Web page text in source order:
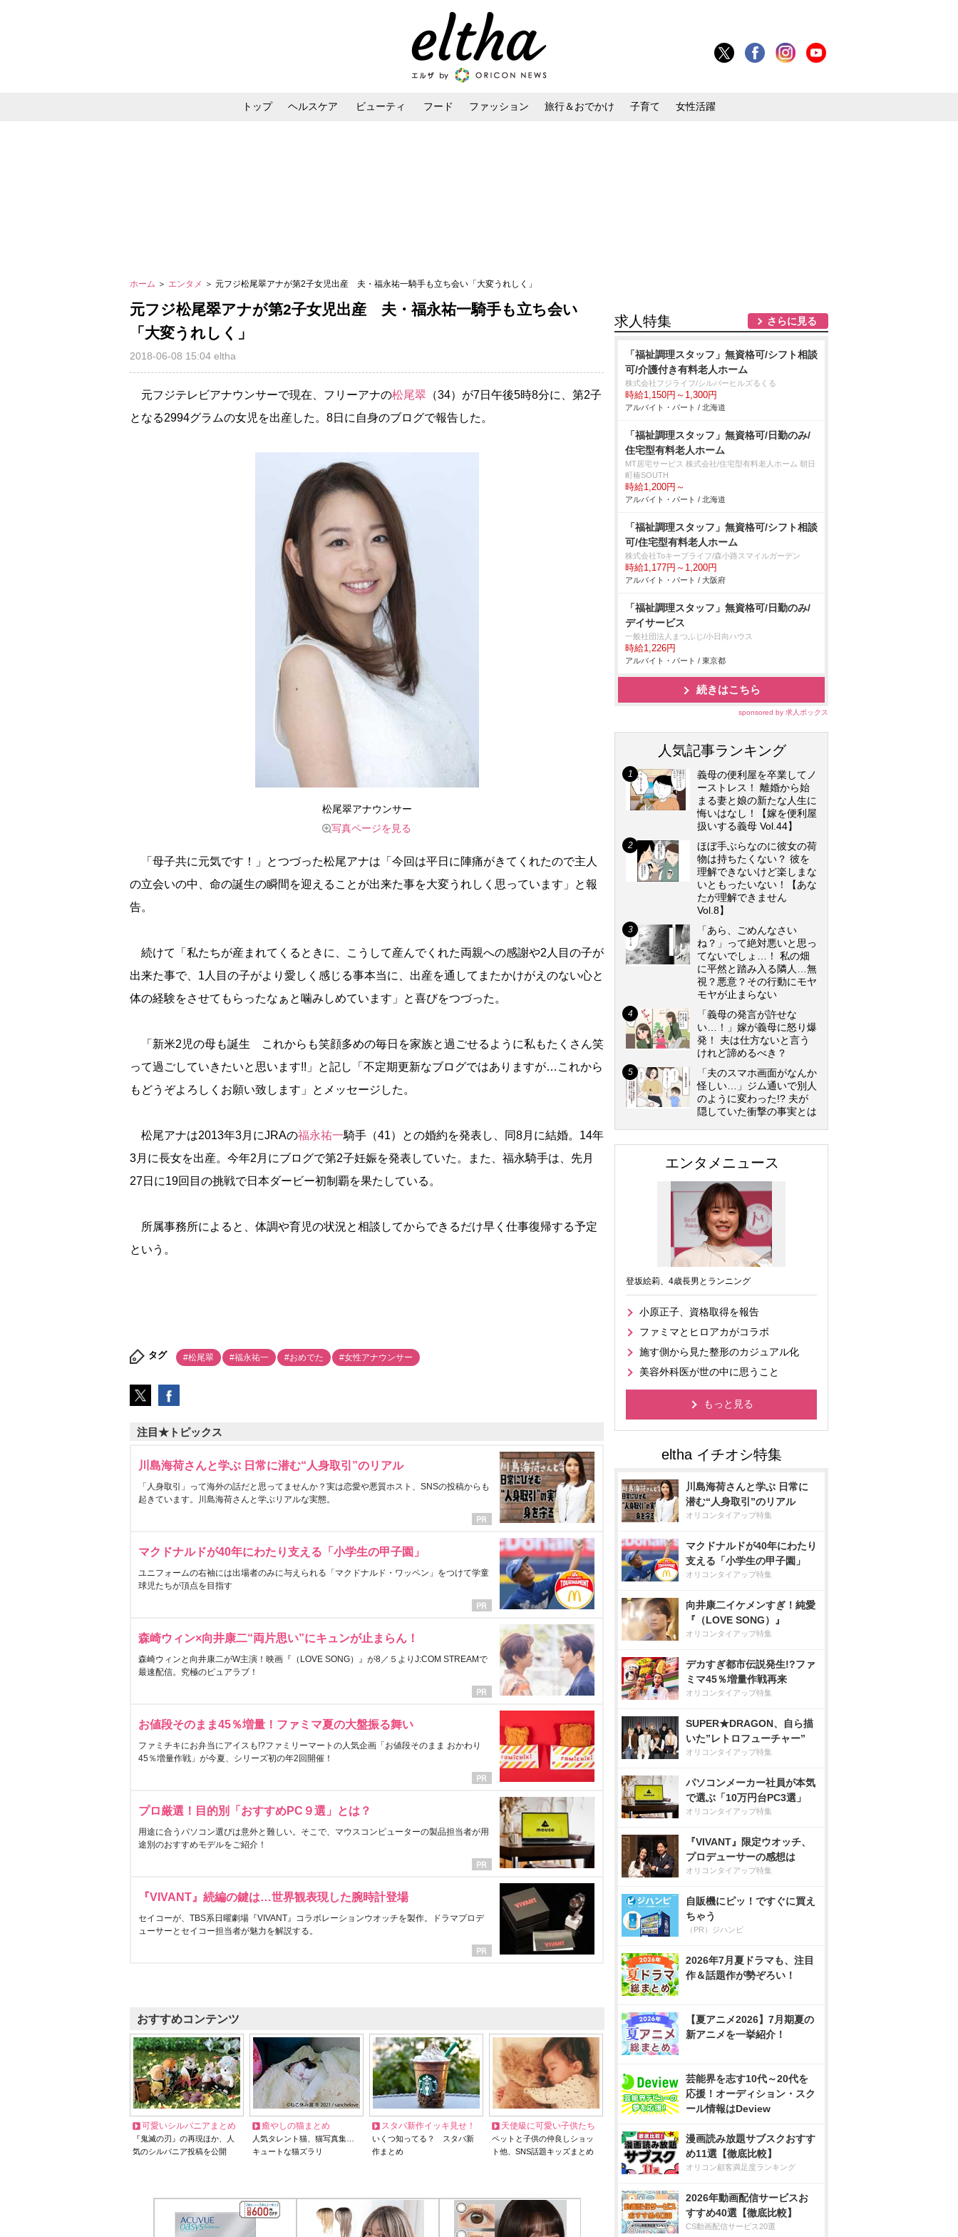
トップ ヘルスケア ビューティ フード ファッション 旅行＆おでかけ 子育て 女性活躍
ホーム ＞ エンタメ ＞ 元フジ松尾翠アナが第2子女児出産 夫・福永祐一騎手も立ち会い「大変うれしく」
元フジ松尾翠アナが第2子女児出産 夫・福永祐一騎手も立ち会い
「大変うれしく」
2018-06-08 15:04 eltha
元フジテレビアナウンサーで現在、フリーアナの松尾翠 （34）が7日午後5時8分に、第2子
となる2994グラムの女児を出産した。8日に自身のブログで報告した。
松尾翠アナウンサー
写真ページを見る
「母子共に元気です！」とつづった松尾アナは「今回は平日に陣痛がきてくれたので主人
の立会いの中、命の誕生の瞬間を迎えることが出来た事を大変うれしく思っています」と報
告。
続けて「私たちが産まれてくるときに、こうして産んでくれた両親への感謝や2人目の子が
出来た事で、1人目の子がより愛しく感じる事本当に、出産を通してまたかけがえのない心と
体の経験をさせてもらったなぁと噛みしめています」と喜びをつづった。
「新米2児の母も誕生 これからも笑顔多めの毎日を家族と過ごせるように私もたくさん笑
って過ごしていきたいと思います!!」と記し「不定期更新なブログではありますが…これから
もどうぞよろしくお願い致します」とメッセージした。
松尾アナは2013年3月にJRAの福永祐一騎手（41）との婚約を発表し、同8月に結婚。14年
3月に長女を出産。今年2月にブログで第2子妊娠を発表していた。また、福永騎手は、先月
27日に19回目の挑戦で日本ダービー初制覇を果たしている。
所属事務所によると、体調や育児の状況と相談してからできるだけ早く仕事復帰する予定
という。
タグ #松尾翠 #福永祐一 #おめでた #女性アナウンサー
注目★トピックス
川島海荷さんと学ぶ 日常に潜む“人身取引”のリアル
「人身取引」って海外の話だと思ってませんか？実は恋愛や悪質ホスト、SNSの投稿からも
起きています。川島海荷さんと学ぶリアルな実態。
マクドナルドが40年にわたり支える「小学生の甲子園」
ユニフォームの右袖には出場者のみに与えられる「マクドナルド・ワッペン」をつけて学童
球児たちが頂点を目指す
森崎ウィン×向井康二“両片思い”にキュンが止まらん！
森崎ウィンと向井康二がW主演！映画『（LOVE SONG）』が8／５よりJ:COM STREAMで
最速配信。究極のピュアラブ！
お値段そのまま45％増量！ファミマ夏の大盤振る舞い
ファミチキにお弁当にアイスも!?ファミリーマートの人気企画「お値段そのまま おかわり
45％増量作戦」が今夏、シリーズ初の年2回開催！
プロ厳選！目的別「おすすめPC９選」とは？
用途に合うパソコン選びは意外と難しい。そこで、マウスコンピューターの製品担当者が用
途別のおすすめモデルをご紹介！
『VIVANT』続編の鍵は…世界観表現した腕時計登場
セイコーが、TBS系日曜劇場『VIVANT』コラボレーションウオッチを製作。ドラマプロデ
ューサーとセイコー担当者が魅力を解説する。
おすすめコンテンツ
可愛いシルバニアまとめ
『鬼滅の刃』の再現ほか、人
気のシルバニア投稿を公開
癒やしの猫まとめ
人気タレント猫、猫写真集…
キュートな猫ズラリ
スタバ新作イッキ見せ！
いくつ知ってる？ スタバ新
作まとめ
天使級に可愛い子供たち
ペットと子供の仲良しショッ
ト他、SNS話題キッズまとめ
求人特集 さらに見る
「福祉調理スタッフ」無資格可/シフト相談
可/介護付き有料老人ホーム
株式会社フジライフ/シルバーヒルズるくる
時給1,150円～1,300円
アルバイト・パート / 北海道
「福祉調理スタッフ」無資格可/日勤のみ/
住宅型有料老人ホーム
MT居宅サービス 株式会社/住宅型有料老人ホーム 朝日
町椿SOUTH
時給1,200円～
アルバイト・パート / 北海道
「福祉調理スタッフ」無資格可/シフト相談
可/住宅型有料老人ホーム
株式会社Toキープライフ/森小路スマイルガーデン
時給1,177円～1,200円
アルバイト・パート / 大阪府
「福祉調理スタッフ」無資格可/日勤のみ/
デイサービス
一般社団法人まつふじ/小日向ハウス
時給1,226円
アルバイト・パート / 東京都
続きはこちら
sponsored by 求人ボックス
人気記事ランキング
義母の便利屋を卒業してノ
ーストレス！ 離婚から始
まる妻と娘の新たな人生に
悔いはなし！【嫁を便利屋
扱いする義母 Vol.44】
ほぼ手ぶらなのに彼女の荷
物は持ちたくない？ 彼を
理解できないけど楽しまな
いともったいない！【あな
たが理解できません
Vol.8】
「あら、ごめんなさい
ね？」って絶対悪いと思っ
てないでしょ…！ 私の畑
に平然と踏み入る隣人…無
視？悪意？その行動にモヤ
モヤが止まらない
「義母の発言が許せな
い…！」嫁が義母に怒り爆
発！ 夫は仕方ないと言う
けれど諦めるべき？
「夫のスマホ画面がなんか
怪しい…」ジム通いで別人
のように変わった!? 夫が
隠していた衝撃の事実とは
エンタメニュース
登坂絵莉、4歳長男とランニング
小原正子、資格取得を報告
ファミマとヒロアカがコラボ
施す側から見た整形のカジュアル化
美容外科医が世の中に思うこと
もっと見る
川島海荷さんと学ぶ 日常に
潜む“人身取引”のリアル
オリコンタイアップ特集
マクドナルドが40年にわたり
支える「小学生の甲子園」
オリコンタイアップ特集
向井康二イケメンすぎ！純愛
『（LOVE SONG）』
オリコンタイアップ特集
デカすぎ都市伝説発生!?ファ
ミマ45％増量作戦再来
オリコンタイアップ特集
SUPER★DRAGON、自ら描
いた”レトロフューチャー”
オリコンタイアップ特集
パソコンメーカー社員が本気
で選ぶ「10万円台PC3選」
オリコンタイアップ特集
『VIVANT』限定ウオッチ、
プロデューサーの感想は
オリコンタイアップ特集
自販機にピッ！ですぐに買え
ちゃう
（PR）ジハンピ
2026年7月夏ドラマも、注目
作＆話題作が勢ぞろい！
【夏アニメ2026】7月期夏の
新アニメを一挙紹介！
芸能界を志す10代～20代を
応援！オーディション・スク
ール情報はDeview
漫画読み放題サブスクおすす
め11選【徹底比較】
オリコン顧客満足度ランキング
2026年動画配信サービスお
すすめ40選【徹底比較】
CS動画配信サービス20選